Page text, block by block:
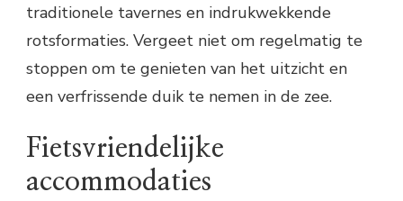
traditionele tavernes en indrukwekkende
rotsformaties. Vergeet niet om regelmatig te
stoppen om te genieten van het uitzicht en
een verfrissende duik te nemen in de zee.
Fietsvriendelijke
accommodaties